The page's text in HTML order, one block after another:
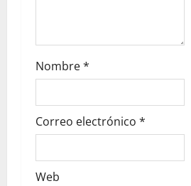
a
d
s
Nombre*
Correo electrónico *
Web